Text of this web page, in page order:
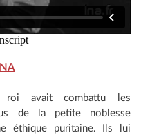
avait combattu les
de la petite noblesse
éthique puritaine. Ils lui